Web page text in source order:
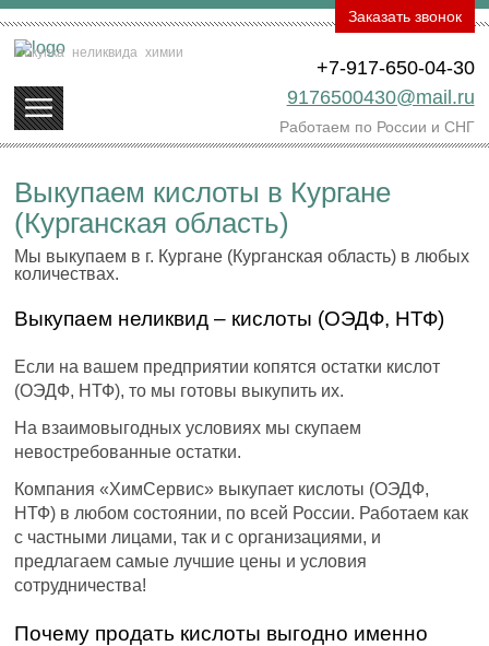
Покупка неликвида химии
+7-917-650-04-30
9176500430@mail.ru
Работаем по России и СНГ
Заказать звонок
Выкупаем кислоты в Кургане
(Курганская область)
Мы выкупаем в г. Кургане (Курганская область) в любых
количествах.
Выкупаем неликвид – кислоты (ОЭДФ, НТФ)
Если на вашем предприятии копятся остатки кислот
(ОЭДФ, НТФ), то мы готовы выкупить их.
На взаимовыгодных условиях мы скупаем
невостребованные остатки.
Компания «ХимСервис» выкупает кислоты (ОЭДФ,
НТФ) в любом состоянии, по всей России. Работаем как
с частными лицами, так и с организациями, и
предлагаем самые лучшие цены и условия
сотрудничества!
Почему продать кислоты выгодно именно